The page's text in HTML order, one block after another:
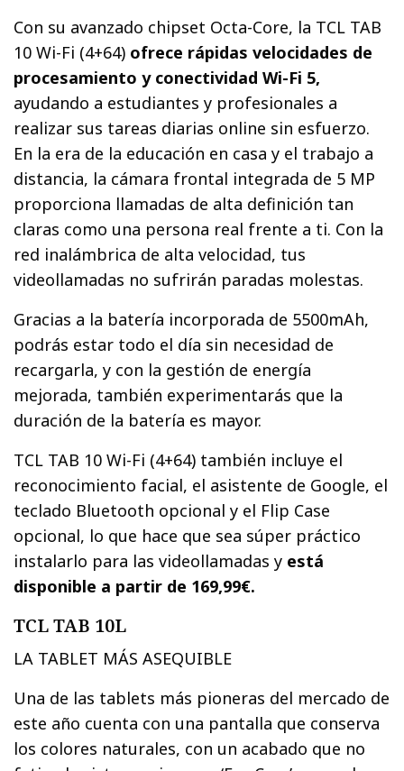
Con su avanzado chipset Octa-Core, la TCL TAB
10 Wi-Fi (4+64) ofrece rápidas velocidades de
procesamiento y conectividad Wi-Fi 5,
ayudando a estudiantes y profesionales a
realizar sus tareas diarias online sin esfuerzo.
En la era de la educación en casa y el trabajo a
distancia, la cámara frontal integrada de 5 MP
proporciona llamadas de alta definición tan
claras como una persona real frente a ti. Con la
red inalámbrica de alta velocidad, tus
videollamadas no sufrirán paradas molestas.
Gracias a la batería incorporada de 5500mAh,
podrás estar todo el día sin necesidad de
recargarla, y con la gestión de energía
mejorada, también experimentarás que la
duración de la batería es mayor.
TCL TAB 10 Wi-Fi (4+64) también incluye el
reconocimiento facial, el asistente de Google, el
teclado Bluetooth opcional y el Flip Case
opcional, lo que hace que sea súper práctico
instalarlo para las videollamadas y está
disponible a partir de 169,99€.
TCL TAB 10L
LA TABLET MÁS ASEQUIBLE
Una de las tablets más pioneras del mercado de
este año cuenta con una pantalla que conserva
los colores naturales, con un acabado que no